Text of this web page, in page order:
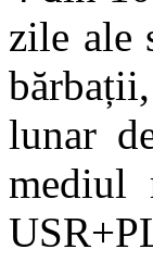
zile ale
lunar
mediul